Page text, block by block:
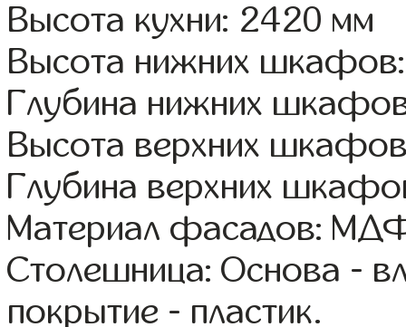
Высота кухни: 2420 мм
Высота нижних
Глубина нижних
Высота верхних
Глубина верхних
Материал фасадов:
Столешница: Основа -
покрытие - пластик.